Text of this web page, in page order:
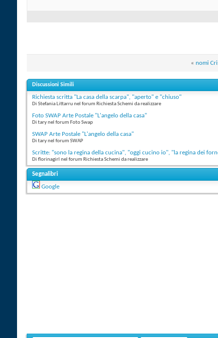
« nomi
Discussioni Simili
Richiesta scritta "La casa della scarpa", "aperto" e "chiuso"
Di Stefania Littarru nel forum Richiesta Schemi da realizzare
Foto SWAP Arte Postale "L'angelo della casa"
Di tary nel forum Foto Swap
SWAP Arte Postale "L'angelo della casa"
Di tary nel forum SWAP
Scritte: "sono la regina della cucina", "oggi cucino io", "la regina dei
Di florinagirl nel forum Richiesta Schemi da realizzare
Segnalibri
Google